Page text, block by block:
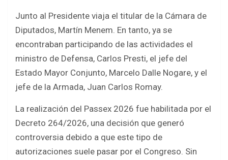
Junto al Presidente viaja el titular de la Cámara de
Diputados, Martín Menem. En tanto, ya se
encontraban participando de las actividades el
ministro de Defensa, Carlos Presti, el jefe del
Estado Mayor Conjunto, Marcelo Dalle Nogare, y el
jefe de la Armada, Juan Carlos Romay.
La realización del Passex 2026 fue habilitada por el
Decreto 264/2026, una decisión que generó
controversia debido a que este tipo de
autorizaciones suele pasar por el Congreso. Sin